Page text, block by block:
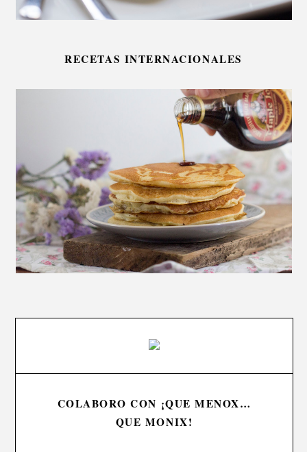
RECETAS INTERNACIONALES
COLABORO CON ¡QUE MENOX…
QUE MONIX!